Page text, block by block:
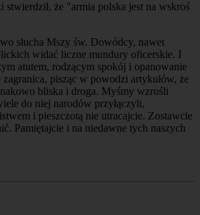
że "armia polska jest na wskroś
słucha Mszy św. Dowódcy, nawet
widać liczne mundury oficerskie. I
atutem, rodzącym spokój i opanowanie
pisząc w powodzi artykułów, że
bliska i droga. Myśmy wzrośli
do niej narodów przyłączyli,
i pieszczotą nie utracajcie. Zostawcie
Pamiętajcie i na niedawne tych naszych